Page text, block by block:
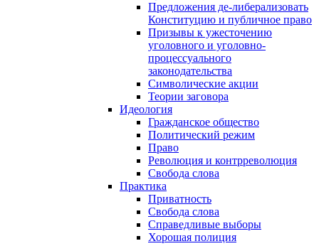
Предложения де-либерализовать
Конституцию и публичное право
Призывы к ужесточению
уголовного и уголовно-
процессуального
законодательства
Символические акции
Теории заговора
Идеология
Гражданское общество
Политический режим
Право
Революция и контрреволюция
Свобода слова
Практика
Приватность
Свобода слова
Справедливые выборы
Хорошая полиция